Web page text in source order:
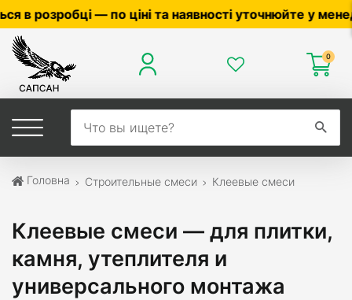
наявності уточнюйте у менеджера ☎0503056010,
0
Головна Строительные смеси Клеевые смеси
Клеевые смеси — для плитки,
камня, утеплителя и
универсального монтажа